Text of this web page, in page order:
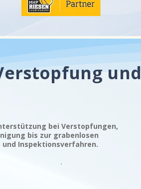
und
bei Verstopfungen,
bis zur grabenlosen
Inspektionsverfahren.